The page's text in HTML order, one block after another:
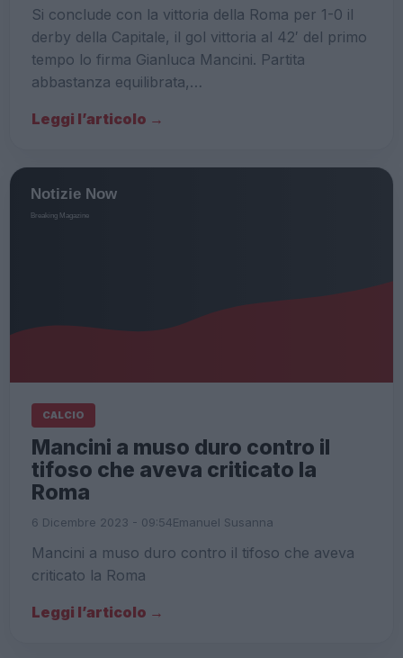
Si conclude con la vittoria della Roma per 1-0 il
derby della Capitale, il gol vittoria al 42′ del primo
tempo lo firma Gianluca Mancini. Partita
abbastanza equilibrata,…
Leggi l’articolo →
CALCIO
Mancini a muso duro contro il
tifoso che aveva criticato la
Roma
6 Dicembre 2023 - 09:54Emanuel Susanna
Mancini a muso duro contro il tifoso che aveva
criticato la Roma
Leggi l’articolo →